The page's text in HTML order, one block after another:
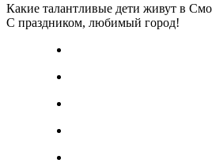
Какие талантливые дети живут в
С праздником, любимый город!